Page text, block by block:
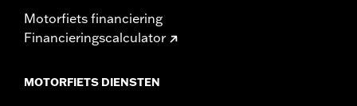
Motorfiets financiering
Financieringscalculator
MOTORFIETS DIENSTEN